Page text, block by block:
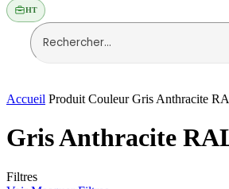
HT
Accueil Produit Couleur Gris Anthracite
Gris Anthracite
Filtres